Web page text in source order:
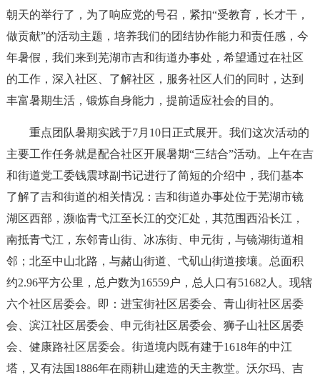
朝天的举行了，为了响应党的号召，紧扣“受教育，长才干，
做贡献”的活动主题，培养我们的团结协作能力和责任感，今
年暑假，我们来到芜湖市吉和街道办事处，希望通过在社区
的工作，深入社区、了解社区，服务社区人们的同时，达到
丰富暑期生活，锻炼自身能力，提前适应社会的目的。
重点团队暑期实践于7月10日正式展开。我们这次活动的
主要工作任务就是配合社区开展暑期“三结合”活动。上午在吉
和街道党工委钱震球副书记进行了简短的介绍中，我们基本
了解了吉和街道的相关情况：吉和街道办事处位于芜湖市镜
湖区西部，濒临青弋江至长江的交汇处，其范围西沿长江，
南抵青弋江，东邻青山街、冰冻街、申元街，与镜湖街道相
邻；北至中山北路，与赭山街道、弋矶山街道接壤。总面积
约2.96平方公里，总户数为16559户，总人口有51682人。现辖
六个社区居委会。即：进宝街社区居委会、青山街社区居委
会、滨江社区居委会、申元街社区居委会、狮子山社区居委
会、健康路社区居委会。街道境内既有建于1618年的中江
塔，又有法国1886年在雨耕山建造的天主教堂。沃尔玛、吉